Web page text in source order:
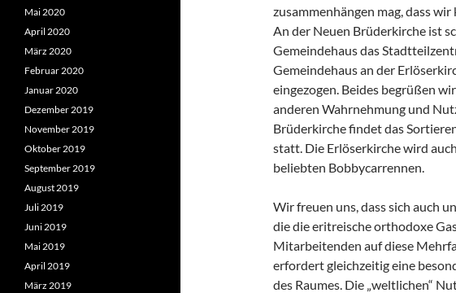
zusammenhängen mag, dass
An der Neuen Brüderkirche ist
Gemeindehaus das
Gemeindehaus an der
eingezogen. Beides begrüßen
anderen Wahrnehmung und
Brüderkirche findet das
statt. Die Erlöserkirche wird
beliebten Bobbycarrennen.
Wir freuen uns, dass sich auch
die die eritreische orthodoxe
Mitarbeitenden auf diese
erfordert gleichzeitig eine
des Raumes. Die „weltlichen“
Mai 2020
April 2020
März 2020
Februar 2020
Januar 2020
Dezember 2019
November 2019
Oktober 2019
September 2019
August 2019
Juli 2019
Juni 2019
Mai 2019
April 2019
März 2019